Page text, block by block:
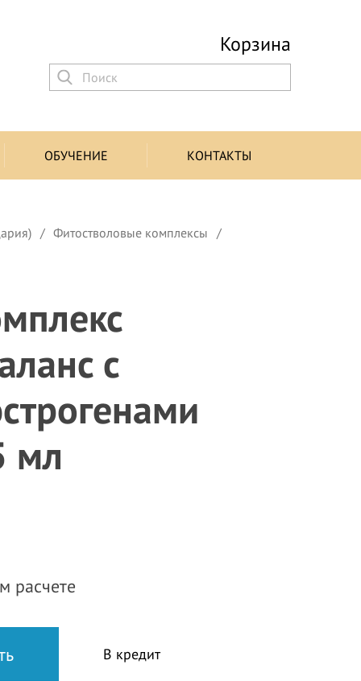
Корзина
ОБУЧЕНИЕ КОНТАКТЫ
Фитостволовые комплексы
с
мл
расчете
В кредит